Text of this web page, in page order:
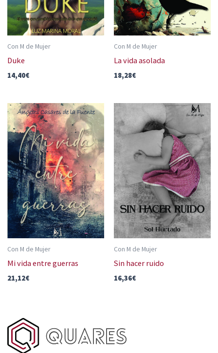
Con M de Mujer
Duke
14,40€
Con M de Mujer
La vida asolada
18,28€
Con M de Mujer
Mi vida entre guerras
21,12€
Con M de Mujer
Sin hacer ruido
16,36€